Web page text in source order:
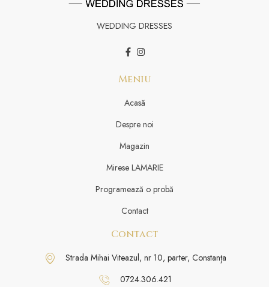
WEDDING DRESSES
Meniu
Acasă
Despre noi
Magazin
Mirese LAMARIE
Programează o probă
Contact
Contact
Strada Mihai Viteazul, nr 10, parter, Constanța
0724.306.421